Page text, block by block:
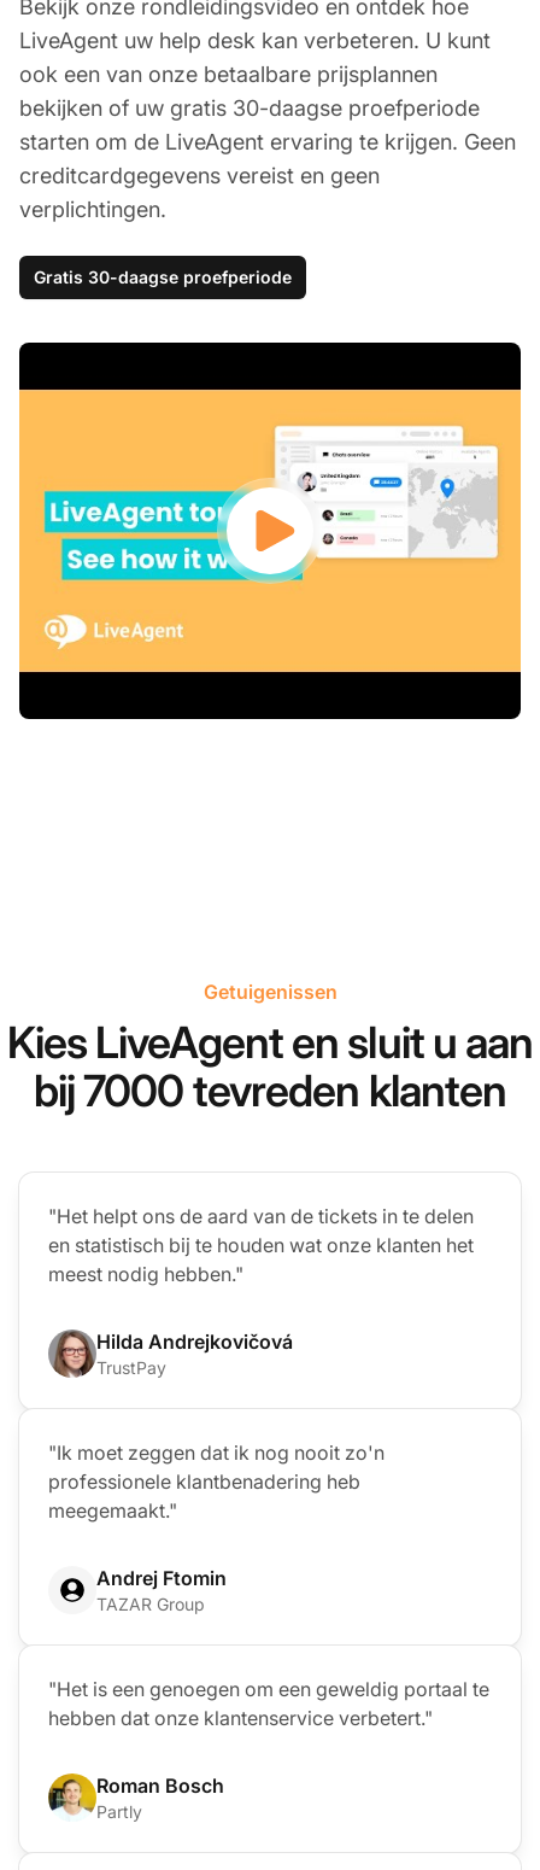
Bekijk onze rondleidingsvideo en ontdek hoe
LiveAgent uw help desk kan verbeteren. U kunt
ook een van onze betaalbare prijsplannen
bekijken of uw gratis 30-daagse proefperiode
starten om de LiveAgent ervaring te krijgen. Geen
creditcardgegevens vereist en geen
verplichtingen.
Gratis 30-daagse proefperiode
Getuigenissen
Kies LiveAgent en sluit u aan
bij 7000 tevreden klanten
"Het helpt ons de aard van de tickets in te delen
en statistisch bij te houden wat onze klanten het
meest nodig hebben."
Hilda Andrejkovičová
TrustPay
"Ik moet zeggen dat ik nog nooit zo'n
professionele klantbenadering heb
meegemaakt."
Andrej Ftomin
TAZAR Group
"Het is een genoegen om een geweldig portaal te
hebben dat onze klantenservice verbetert."
Roman Bosch
Partly